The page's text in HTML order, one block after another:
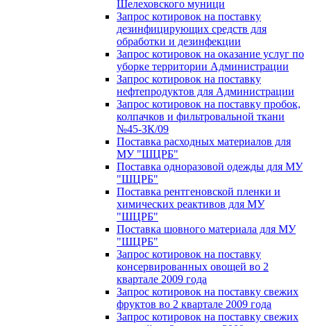
Шелеховского муници
Запрос котировок на поставку
дезинфицирующих средств для
обработки и дезинфекции
Запрос котировок на оказание услуг по
уборке территории Администрации
Запрос котировок на поставку
нефтепродуктов для Администрации
Запрос котировок на поставку пробок,
колпачков и фильтровальной ткани
№45-ЗК/09
Поставка расходных материалов для
МУ "ШЦРБ"
Поставка одноразовой одежды для МУ
"ШЦРБ"
Поставка рентгеновской пленки и
химических реактивов для МУ
"ШЦРБ"
Поставка шовного материала для МУ
"ШЦРБ"
Запрос котировок на поставку
консервированных овощей во 2
квартале 2009 года
Запрос котировок на поставку свежих
фруктов во 2 квартале 2009 года
Запрос котировок на поставку свежих